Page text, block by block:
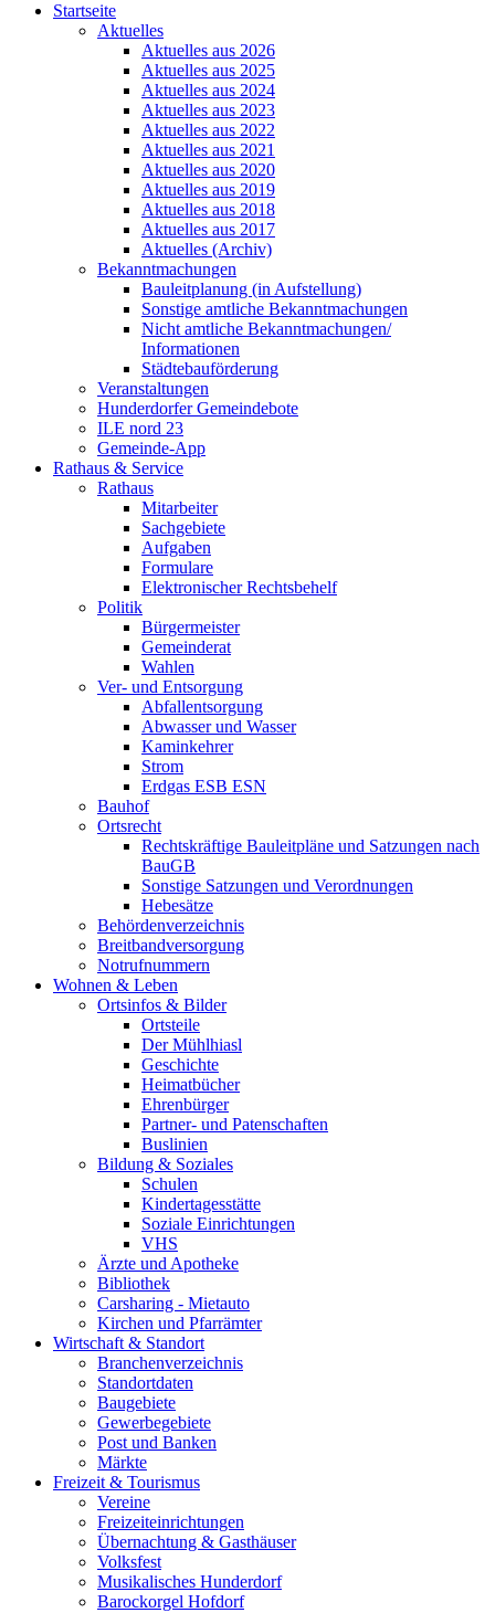
Startseite
Aktuelles
Aktuelles aus 2026
Aktuelles aus 2025
Aktuelles aus 2024
Aktuelles aus 2023
Aktuelles aus 2022
Aktuelles aus 2021
Aktuelles aus 2020
Aktuelles aus 2019
Aktuelles aus 2018
Aktuelles aus 2017
Aktuelles (Archiv)
Bekanntmachungen
Bauleitplanung (in Aufstellung)
Sonstige amtliche Bekanntmachungen
Nicht amtliche Bekanntmachungen/
Informationen
Städtebauförderung
Veranstaltungen
Hunderdorfer Gemeindebote
ILE nord 23
Gemeinde-App
Rathaus & Service
Rathaus
Mitarbeiter
Sachgebiete
Aufgaben
Formulare
Elektronischer Rechtsbehelf
Politik
Bürgermeister
Gemeinderat
Wahlen
Ver- und Entsorgung
Abfallentsorgung
Abwasser und Wasser
Kaminkehrer
Strom
Erdgas ESB ESN
Bauhof
Ortsrecht
Rechtskräftige Bauleitpläne und Satzungen nach
BauGB
Sonstige Satzungen und Verordnungen
Hebesätze
Behördenverzeichnis
Breitbandversorgung
Notrufnummern
Wohnen & Leben
Ortsinfos & Bilder
Ortsteile
Der Mühlhiasl
Geschichte
Heimatbücher
Ehrenbürger
Partner- und Patenschaften
Buslinien
Bildung & Soziales
Schulen
Kindertagesstätte
Soziale Einrichtungen
VHS
Ärzte und Apotheke
Bibliothek
Carsharing - Mietauto
Kirchen und Pfarrämter
Wirtschaft & Standort
Branchenverzeichnis
Standortdaten
Baugebiete
Gewerbegebiete
Post und Banken
Märkte
Freizeit & Tourismus
Vereine
Freizeiteinrichtungen
Übernachtung & Gasthäuser
Volksfest
Musikalisches Hunderdorf
Barockorgel Hofdorf